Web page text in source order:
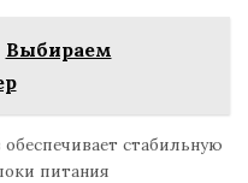
Выбираем
стабильную
питания